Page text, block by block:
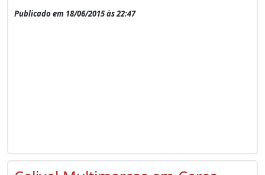
Publicado em 18/06/2015 às 22:47